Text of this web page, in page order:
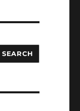
SEARCH